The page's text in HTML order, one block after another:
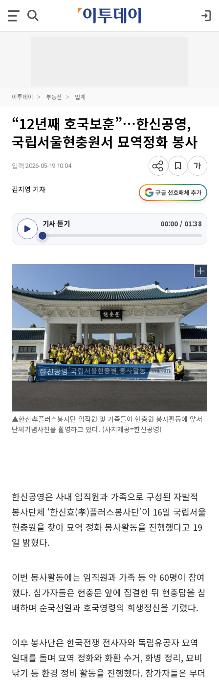
이투데이 부동산 업계
“12년째 호국보훈”⋯한신공영,
국립서울현충원서 묘역정화 봉사
입력 2026-05-19 10:04
김지영 기자 구글 선호매체 추가
기사 듣기 00:00 / 01:38
▲한신孝플러스봉사단 임직원 및 가족들이 현충원 봉사활동에 앞서
단체기념사진을 촬영하고 있다. (사지제공=한신공영)
한신공영은 사내 임직원과 가족으로 구성된 자발적
봉사단체 ‘한신효(孝)플러스봉사단’이 16일 국립서울
현충원을 찾아 묘역 정화 봉사활동을 진행했다고 19
일 밝혔다.
이번 봉사활동에는 임직원과 가족 등 약 60명이 참여
했다. 참가자들은 현충문 앞에 집결한 뒤 현충탑을 참
배하며 순국선열과 호국영령의 희생정신을 기렸다.
이후 봉사단은 한국전쟁 전사자와 독립유공자 묘역
일대를 돌며 묘역 정화와 화환 수거, 화병 정리, 묘비
닦기 등 환경 정비 활동을 진행했다. 참가자들은 무더